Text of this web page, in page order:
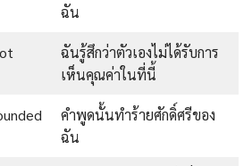
ฉัน
ฉันรู้สึกว่าตัวเองไม่ได้รับการ
เห็นคุณค่าในที่นี้
คำพูดนั้นทำร้ายศักดิ์ศรีของ
ฉัน